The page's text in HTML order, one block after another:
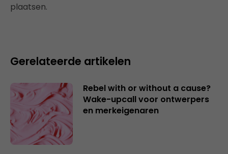
plaatsen.
Gerelateerde artikelen
Rebel with or without a cause?
Wake-upcall voor ontwerpers
en merkeigenaren